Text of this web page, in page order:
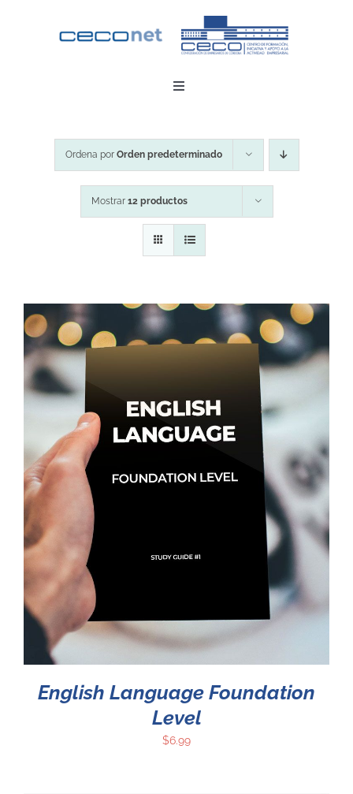
Toggle
Ordena por Orden predeterminado
Mostrar 12 productos
English Language Foundation
Level
$6.99